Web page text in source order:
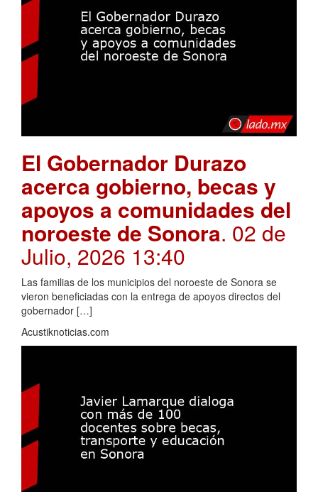
El Gobernador Durazo
acerca gobierno, becas y
apoyos a comunidades del
noroeste de Sonora. 02 de
Julio, 2026 13:40
Las familias de los municipios del noroeste de Sonora se
vieron beneficiadas con la entrega de apoyos directos del
gobernador […]
Acustiknoticias.com